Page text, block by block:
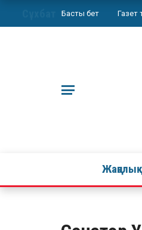
Басты бет Газет